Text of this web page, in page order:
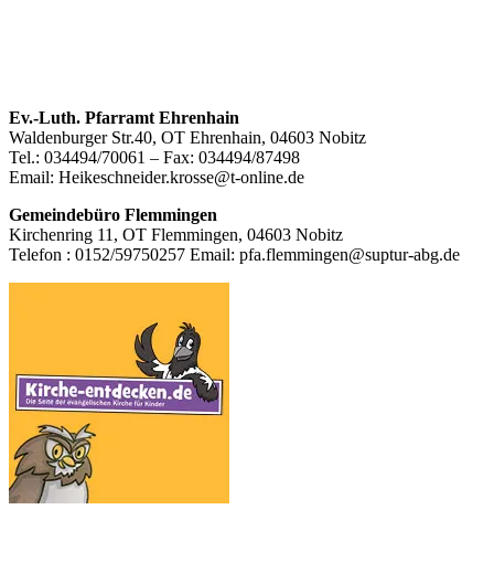
Footer
Inhalt
Ev.-Luth. Pfarramt Ehrenhain
Waldenburger Str.40, OT Ehrenhain, 04603 Nobitz
Tel.: 034494/70061 – Fax: 034494/87498
Email: Heikeschneider.krosse@t-online.de
Gemeindebüro Flemmingen
Kirchenring 11, OT Flemmingen, 04603 Nobitz
Telefon : 0152/59750257 Email: pfa.flemmingen@suptur-abg.de